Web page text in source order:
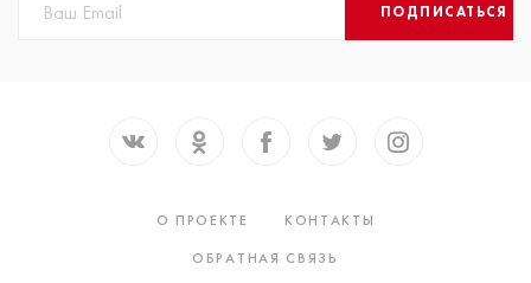
ПОДПИСАТЬСЯ
О ПРОЕКТЕ
КОНТАКТЫ
ОБРАТНАЯ СВЯЗЬ